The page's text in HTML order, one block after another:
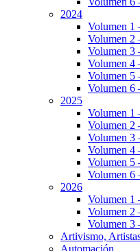
2024
Volumen 1
Volumen 2
Volumen 3
Volumen 4
Volumen 5
Volumen 6
2025
Volumen 1
Volumen 2
Volumen 3
Volumen 4
Volumen 5
Volumen 6
2026
Volumen 1
Volumen 2
Volumen 3
Artivismo,